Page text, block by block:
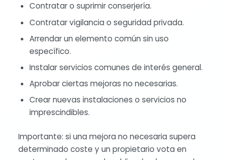
Contratar o suprimir conserjería.
Contratar vigilancia o seguridad privada.
Arrendar un elemento común sin uso
específico.
Instalar servicios comunes de interés general.
Aprobar ciertas mejoras no necesarias.
Crear nuevas instalaciones o servicios no
imprescindibles.
Importante: si una mejora no necesaria supera
determinado coste y un propietario vota en